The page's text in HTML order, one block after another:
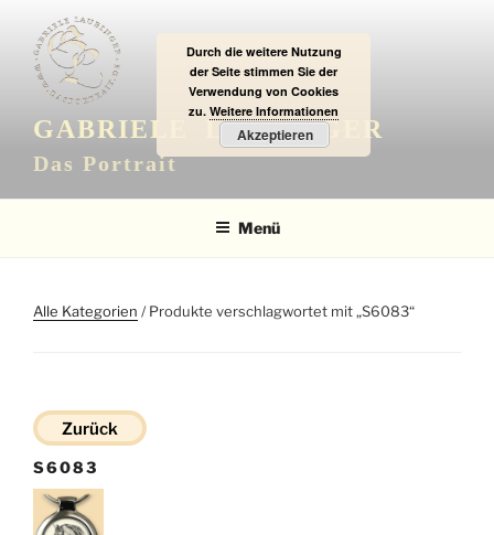
Inhalt
springen
GABRIELE LAUBINGER
Das Portrait
Menü
Alle Kategorien / Produkte verschlagwortet mit „S6083“
Zurück
S6083
Durch die weitere Nutzung
der Seite stimmen Sie der
Verwendung von Cookies
zu. Weitere Informationen
Akzeptieren